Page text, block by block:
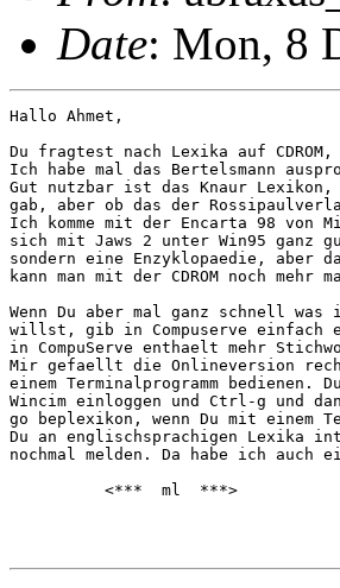
Date: Mon, 8
Hallo Ahmet,
Du fragtest nach Lexika auf
Ich habe mal das Bertelsmann
Gut nutzbar ist das Knaur Lexikon,
gab, aber ob das der
Ich komme mit der Encarta 98
sich mit Jaws 2 unter Win95 ganz
sondern eine Enzyklopaedie, aber
kann man mit der CDROM noch
Wenn Du aber mal ganz schnell was
willst, gib in Compuserve einfach
in CompuServe enthaelt mehr
Mir gefaellt die Onlineversion
einem Terminalprogramm bedienen.
Wincim einloggen und Ctrl-g und
go beplexikon, wenn Du mit
Du an englischsprachigen Lexika
nochmal melden. Da habe ich auch
          <***  ml  ***>